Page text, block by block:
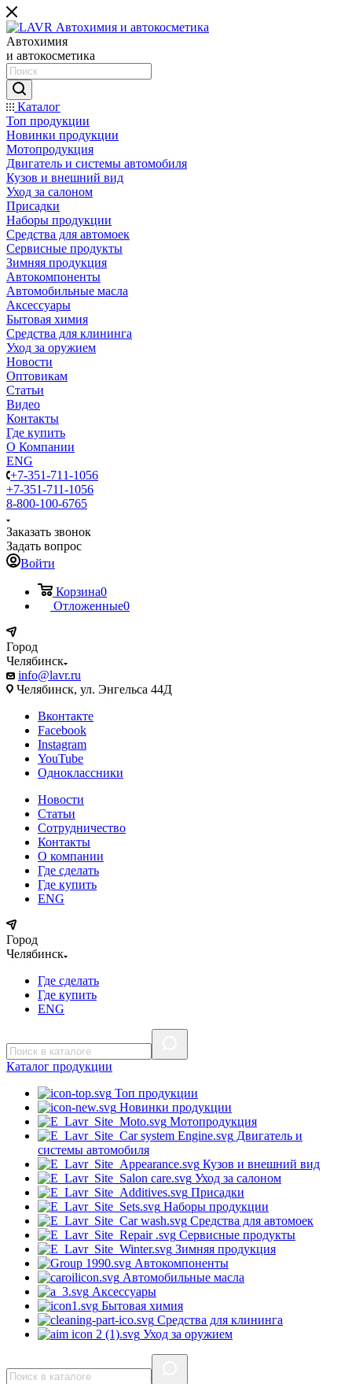
Автохимия
и автокосметика
Каталог
Топ продукции
Новинки продукции
Мотопродукция
Двигатель и системы автомобиля
Кузов и внешний вид
Уход за салоном
Присадки
Наборы продукции
Средства для автомоек
Сервисные продукты
Зимняя продукция
Автокомпоненты
Автомобильные масла
Аксессуары
Бытовая химия
Средства для клининга
Уход за оружием
Новости
Оптовикам
Статьи
Видео
Контакты
Где купить
О Компании
ENG
+7-351-711-1056
+7-351-711-1056
8-800-100-6765
Заказать звонок
Задать вопрос
Войти
Корзина0
Отложенные0
Город
Челябинск
info@lavr.ru
Челябинск, ул. Энгельса 44Д
Вконтакте
Facebook
Instagram
YouTube
Одноклассники
Новости
Статьи
Сотрудничество
Контакты
О компании
Где сделать
Где купить
ENG
Город
Челябинск
Где сделать
Где купить
ENG
Каталог продукции
Топ продукции
Новинки продукции
Мотопродукция
Двигатель и
системы автомобиля
Кузов и внешний вид
Уход за салоном
Присадки
Наборы продукции
Средства для автомоек
Сервисные продукты
Зимняя продукция
Автокомпоненты
Автомобильные масла
Аксессуары
Бытовая химия
Средства для клининга
Уход за оружием